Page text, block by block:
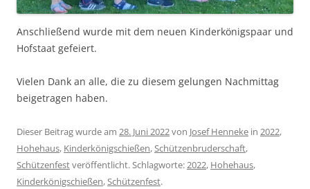
Anschließend wurde mit dem neuen Kinderkönigspaar und
Hofstaat gefeiert.
Vielen Dank an alle, die zu diesem gelungen Nachmittag
beigetragen haben.
Dieser Beitrag wurde am 28. Juni 2022von Josef Henneke in 2022,
Hohehaus, Kinderkönigschießen,Schützenbruderschaft,
Schützenfestveröffentlicht. Schlagworte:2022, Hohehaus,
Kinderkönigschießen,Schützenfest.